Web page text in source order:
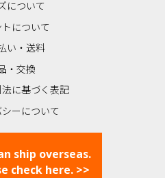
について
について
い・送料
・交換
に基づく表記
ーについて
ship overseas.
check here. >>